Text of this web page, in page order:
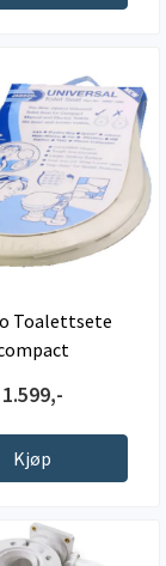
Toalettsete
1.599,-
Kjøp